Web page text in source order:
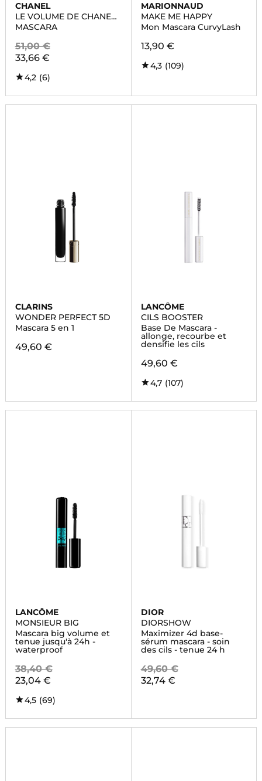
CHANEL
LE VOLUME DE CHANEL
WATERPROOF
MASCARA
51,00 €
33,66 €
4,2 (6)
MARIONNAUD
MAKE ME HAPPY
Mon Mascara CurvyLash
13,90 €
4,3 (109)
CLARINS
WONDER PERFECT 5D
Mascara 5 en 1
49,60 €
LANCÔME
CILS BOOSTER
Base De Mascara -
allonge, recourbe et
densifie les cils
49,60 €
4,7 (107)
LANCÔME
MONSIEUR BIG
Mascara big volume et
tenue jusqu'à 24h -
waterproof
38,40 €
23,04 €
4,5 (69)
DIOR
DIORSHOW
Maximizer 4d base-
sérum mascara - soin
des cils - tenue 24 h
49,60 €
32,74 €